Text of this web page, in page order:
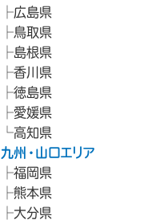
広島県
鳥取県
島根県
香川県
徳島県
愛媛県
高知県
九州・山口エリア
福岡県
熊本県
大分県